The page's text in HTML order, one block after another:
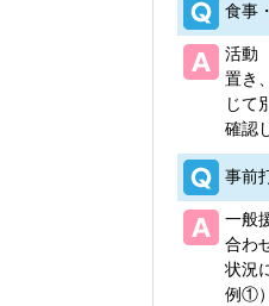
食事
活動
置き
じて
確認
事前
一般
合わ
状況
例①